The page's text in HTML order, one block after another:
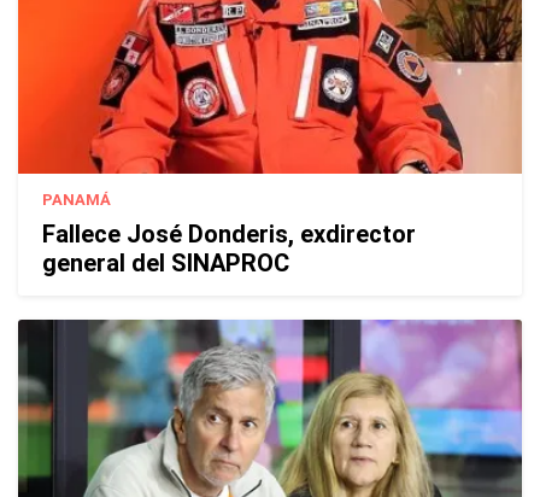
PANAMÁ
Fallece José Donderis, exdirector
general del SINAPROC